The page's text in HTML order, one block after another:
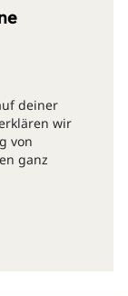
deiner
wir
von
ganz